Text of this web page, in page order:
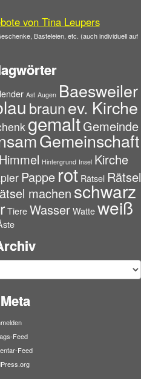
von Tina Leupers
Basteleien, etc. (auch individuell auf
Ast Augen Baesweiler
braunev. Kirche
gemaltGemeinde
Gemeinschaft
Himmel Hintergrund Insel Kirche
Pappe rot Rätsel Rätsel
machen schwarz
Tiere Wasser Watte weiß
Meta
Feed
Feed